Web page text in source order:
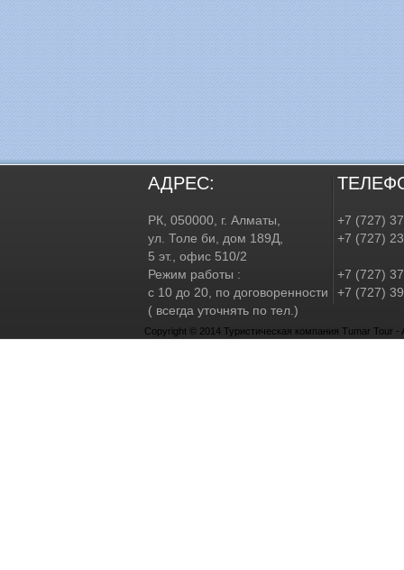
АДРЕС:
РК, 050000, г. Алматы,
ул. Толе би, дом 189Д,
5 эт., офис 510/2
Режим работы :
с 10 до 20, по договоренности
( всегда уточнять по тел.)
+7 (727)
+7 (727)
+7 (727)
+7 (727)
Copyright © 2014 Туристическая компания Tumar Tour -